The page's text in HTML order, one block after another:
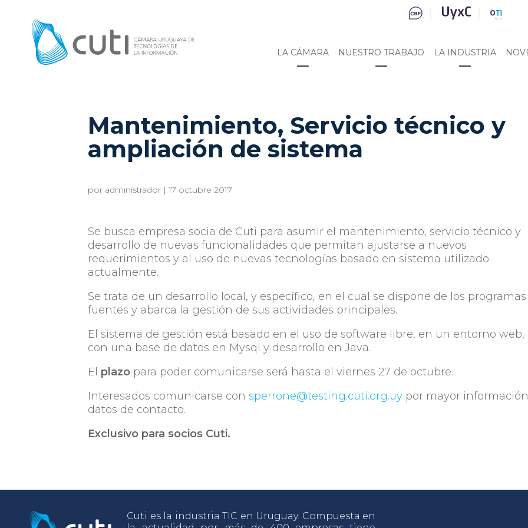
LA CÁMARA NUESTRO TRABAJO LA INDUSTRIA
Mantenimiento, Servicio técnico y
ampliación de sistema
por administrador |17 octubre 2017
Se busca empresa socia de Cuti para asumir el mantenimiento, servicio técnico y
desarrollo de nuevas funcionalidades que permitan ajustarse a nuevos
requerimientos y al uso de nuevas tecnologías basado en sistema utilizado
actualmente.
Se trata de un desarrollo local, y específico, en el cual se dispone de los programas
fuentes y abarca la gestión de sus actividades principales.
El sistema de gestión está basado en el uso de software libre, en un entorno web,
con una base de datos en Mysql y desarrollo en Java.
El plazo para poder comunicarse será hasta el viernes 27 de octubre.
Interesados comunicarse consperrone@testing.cuti.org.uy por mayor
datos de contacto.
Exclusivo para socios Cuti.
Cuti es la industria TIC en Uruguay. Compuesta en